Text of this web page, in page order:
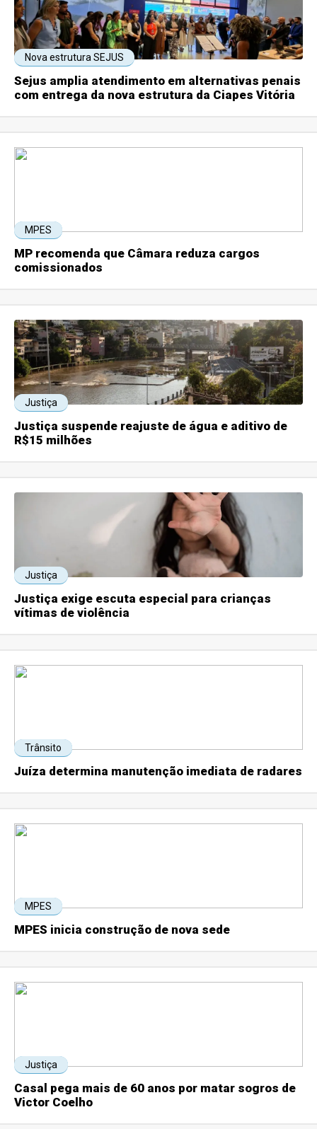
Nova estrutura SEJUS
Sejus amplia atendimento em alternativas penais
com entrega da nova estrutura da Ciapes Vitória
MPES
MP recomenda que Câmara reduza cargos
comissionados
Justiça
Justiça suspende reajuste de água e aditivo de
R$15 milhões
Justiça
Justiça exige escuta especial para crianças
vítimas de violência
Trânsito
Juíza determina manutenção imediata de radares
MPES
MPES inicia construção de nova sede
Justiça
Casal pega mais de 60 anos por matar sogros de
Victor Coelho